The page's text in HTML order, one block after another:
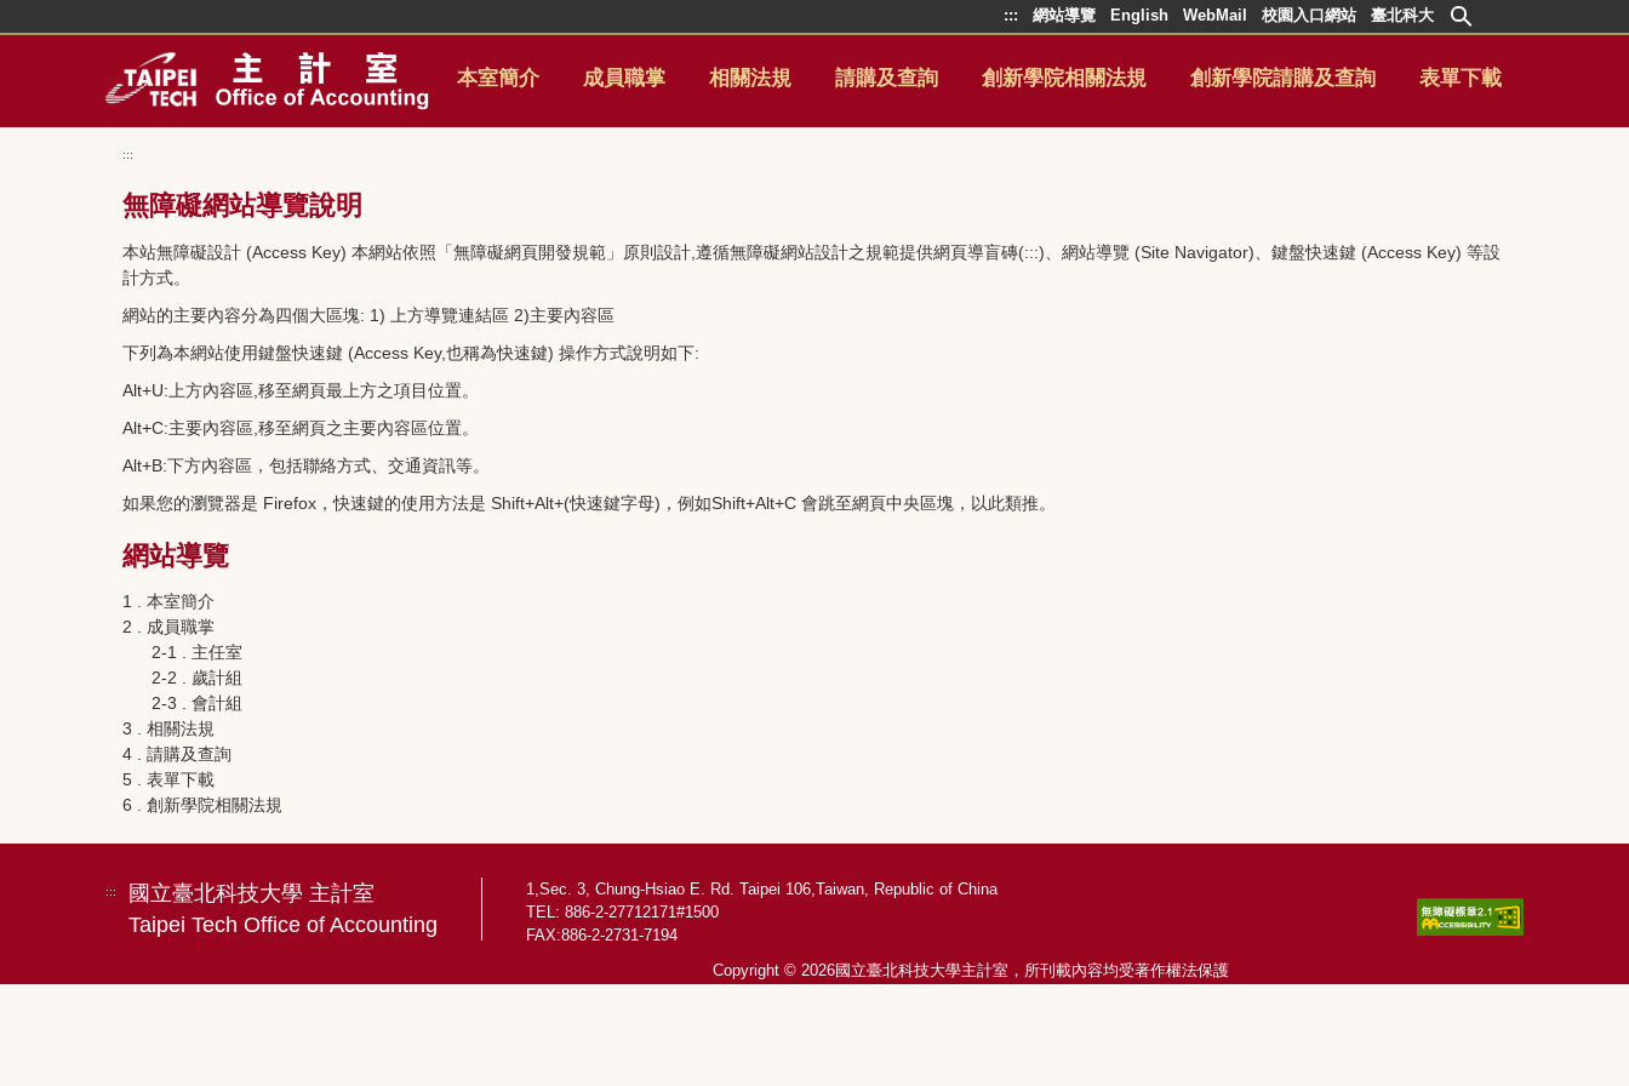
::: 網站導覽 English WebMail 校園入口網站 臺北科大
本室簡介 成員職掌 相關法規 請購及查詢 創新學院相關法規 創新學院請購及查詢 表單下載
:::
無障礙網站導覽說明
本站無障礙設計 (Access Key) 本網站依照「無障礙網頁開發規範」原則設計,遵循無障礙網站設計之規範提供網頁導盲磚(:::)、網站導覽 (Site Navigator)、鍵盤快速鍵 (Access Key) 等設
計方式。
網站的主要內容分為四個大區塊: 1) 上方導覽連結區 2)主要內容區
下列為本網站使用鍵盤快速鍵 (Access Key,也稱為快速鍵) 操作方式說明如下:
Alt+U:上方內容區,移至網頁最上方之項目位置。
Alt+C:主要內容區,移至網頁之主要內容區位置。
Alt+B:下方內容區，包括聯絡方式、交通資訊等。
如果您的瀏覽器是 Firefox，快速鍵的使用方法是 Shift+Alt+(快速鍵字母)，例如Shift+Alt+C 會跳至網頁中央區塊，以此類推。
網站導覽
1 . 本室簡介
2 . 成員職掌
2-1 . 主任室
2-2 . 歲計組
2-3 . 會計組
3 . 相關法規
4 . 請購及查詢
5 . 表單下載
6 . 創新學院相關法規
:::
國立臺北科技大學 主計室
Taipei Tech Office of Accounting
1,Sec. 3, Chung-Hsiao E. Rd. Taipei 106,Taiwan, Republic of China
TEL: 886-2-27712171#1500
FAX:886-2-2731-7194
Copyright © 2026國立臺北科技大學主計室，所刊載內容均受著作權法保護